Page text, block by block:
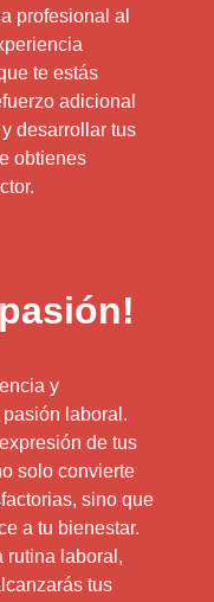
profesional al
te estás
adicional
desarrollar tus
obtienes
y
laboral.
de tus
solo convierte
sino que
a tu bienestar.
rutina laboral,
tus